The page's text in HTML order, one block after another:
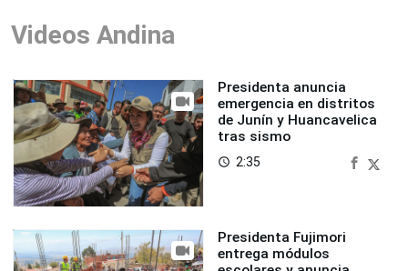
Videos Andina
Presidenta anuncia
emergencia en distritos
de Junín y Huancavelica
tras sismo
access_time 2:35
Presidenta Fujimori
entrega módulos